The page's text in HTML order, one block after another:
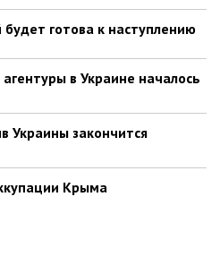
готова к наступлению
в Украине началось
Украины закончится
Крыма